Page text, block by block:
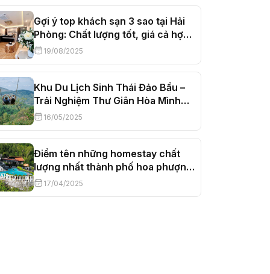
Gợi ý top khách sạn 3 sao tại Hải
Phòng: Chất lượng tốt, giá cả hợp
lý 19/08/2025
Khu Du Lịch Sinh Thái Đảo Bầu –
Trải Nghiệm Thư Giãn Hòa Mình
Cùng Thiên Nhiên
16/05/2025
Điểm tên những homestay chất
lượng nhất thành phố hoa phượng
đỏ Hải Phòng
17/04/2025